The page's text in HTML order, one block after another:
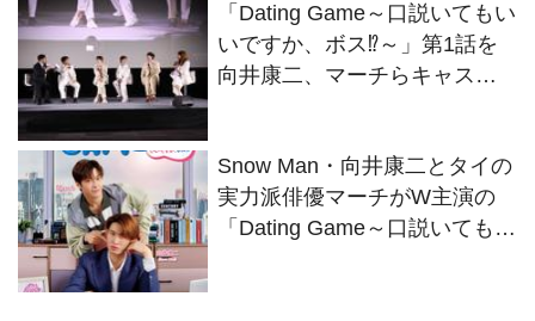
「Dating Game～口説いてもい
いですか、ボス⁉～」第1話を
向井康二、マーチらキャスト
Snow Man・向井康二とタイの
実力派俳優マーチがW主演の
「Dating Game～口説いてもい